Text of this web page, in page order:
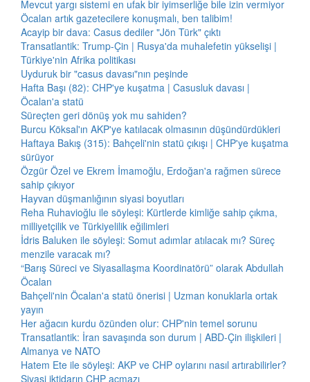
Mevcut yargı sistemi en ufak bir iyimserliğe bile izin vermiyor
Öcalan artık gazetecilere konuşmalı, ben talibim!
Acayip bir dava: Casus dediler "Jön Türk" çıktı
Transatlantik: Trump-Çin | Rusya'da muhalefetin yükselişi |
Türkiye'nin Afrika politikası
Uyduruk bir "casus davası"nın peşinde
Hafta Başı (82): CHP'ye kuşatma | Casusluk davası |
Öcalan'a statü
Süreçten geri dönüş yok mu sahiden?
Burcu Köksal'ın AKP'ye katılacak olmasının düşündürdükleri
Haftaya Bakış (315): Bahçeli'nin statü çıkışı | CHP'ye kuşatma
sürüyor
Özgür Özel ve Ekrem İmamoğlu, Erdoğan'a rağmen sürece
sahip çıkıyor
Hayvan düşmanlığının siyasi boyutları
Reha Ruhavioğlu ile söyleşi: Kürtlerde kimliğe sahip çıkma,
milliyetçilik ve Türkiyelilik eğilimleri
İdris Baluken ile söyleşi: Somut adımlar atılacak mı? Süreç
menzile varacak mı?
“Barış Süreci ve Siyasallaşma Koordinatörü” olarak Abdullah
Öcalan
Bahçeli'nin Öcalan'a statü önerisi | Uzman konuklarla ortak
yayın
Her ağacın kurdu özünden olur: CHP'nin temel sorunu
Transatlantik: İran savaşında son durum | ABD-Çin ilişkileri |
Almanya ve NATO
Hatem Ete ile söyleşi: AKP ve CHP oylarını nasıl artırabilirler?
Siyasi iktidarın CHP açmazı